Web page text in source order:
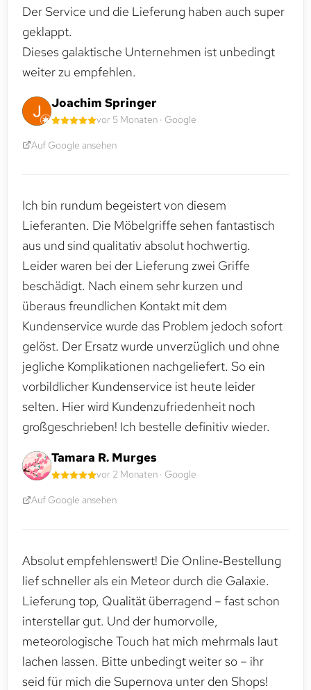
Der Service und die Lieferung haben auch super
geklappt.
Dieses galaktische Unternehmen ist unbedingt
weiter zu empfehlen.
Joachim Springer
vor 5 Monaten · Google
Auf Google ansehen
Ich bin rundum begeistert von diesem
Lieferanten. Die Möbelgriffe sehen fantastisch
aus und sind qualitativ absolut hochwertig.
Leider waren bei der Lieferung zwei Griffe
beschädigt. Nach einem sehr kurzen und
überaus freundlichen Kontakt mit dem
Kundenservice wurde das Problem jedoch sofort
gelöst. Der Ersatz wurde unverzüglich und ohne
jegliche Komplikationen nachgeliefert. So ein
vorbildlicher Kundenservice ist heute leider
selten. Hier wird Kundenzufriedenheit noch
großgeschrieben! Ich bestelle definitiv wieder.
Tamara R. Murges
vor 2 Monaten · Google
Auf Google ansehen
Absolut empfehlenswert! Die Online‑Bestellung
lief schneller als ein Meteor durch die Galaxie.
Lieferung top, Qualität überragend – fast schon
interstellar gut. Und der humorvolle,
meteorologische Touch hat mich mehrmals laut
lachen lassen. Bitte unbedingt weiter so – ihr
seid für mich die Supernova unter den Shops!